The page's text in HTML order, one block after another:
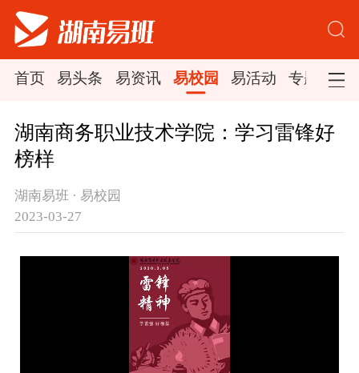
首页 易头条 易资讯 易校园 易活动 专题集锦
湖南商务职业技术学院：学习雷锋好
榜样
湖南易班 · 易校园
2023-03-27